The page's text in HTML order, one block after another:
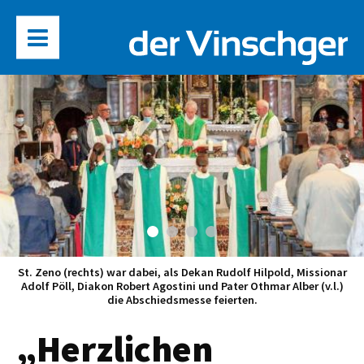
St. Zeno (rechts) war dabei, als Dekan Rudolf Hilpold, Missionar
Adolf Pöll, Diakon Robert Agostini und Pater Othmar Alber (v.l.)
die Abschiedsmesse feierten.
„Herzlichen